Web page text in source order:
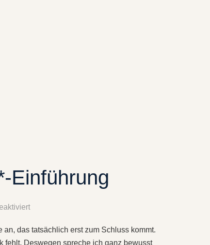
Einführung
das tatsächlich erst zum Schluss kommt.
fehlt. Deswegen spreche ich ganz bewusst